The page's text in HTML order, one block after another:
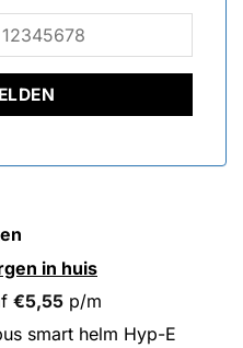
in huis
€5,55 p/m
smart helm Hyp-E